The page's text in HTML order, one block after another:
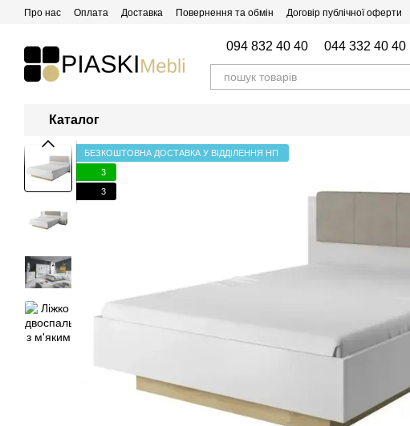
Перейти до основного контенту
Про нас Оплата Доставка Повернення та обмін Договір публічної оферти
094 832 40 40 044 332 40 40
Каталог
БЕЗКОШТОВНА ДОСТАВКА У ВІДДІЛЕННЯ НП
3
3